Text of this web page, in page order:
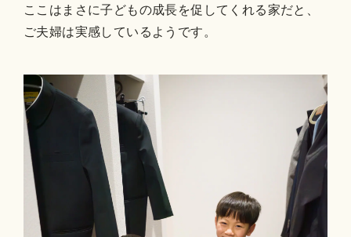
ここはまさに子どもの成長を促してくれる家だと、
ご夫婦は実感しているようです。